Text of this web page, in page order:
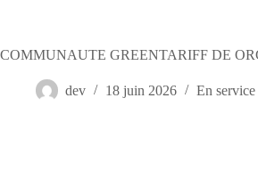
COMMUNAUTE GREENTARIFF DE
dev 18 juin 2026 En service